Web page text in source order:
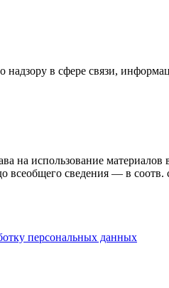
в сфере связи,
на использование
всеобщего сведения — в
персональных данных